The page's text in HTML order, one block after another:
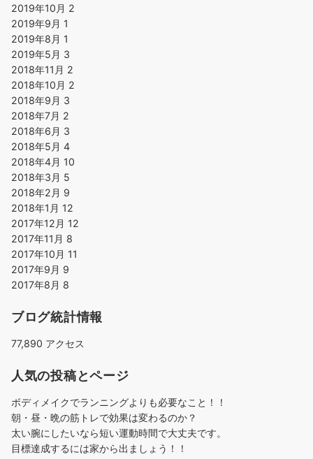
2019年10月 2
2019年9月 1
2019年8月 1
2019年5月 3
2018年11月 2
2018年10月 2
2018年9月 3
2018年7月 2
2018年6月 3
2018年5月 4
2018年4月 10
2018年3月 5
2018年2月 9
2018年1月 12
2017年12月 12
2017年11月 8
2017年10月 11
2017年9月 9
2017年8月 8
ブログ統計情報
77,890 アクセス
人気の投稿とページ
ボディメイクでランニングよりも必要なこと！！
朝・昼・晩の筋トレで効果は変わるのか？
太い腕にしたいなら短い運動時間で大丈夫です。
目標達成するには家から出ましょう！！